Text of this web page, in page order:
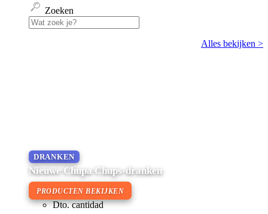
Zoeken
Alles bekijken >
DRANKEN
Nieuwe Chupa Chups-dranken
PRODUCTEN BEKIJKEN
Dto. cantidad